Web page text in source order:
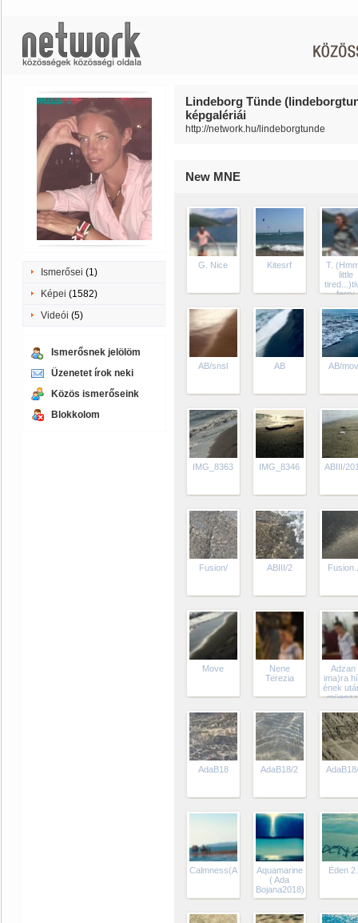
Ismerősei (1)
Képei (1582)
Videói (5)
Ismerősnek jelölöm
Üzenetet írok neki
Közös ismerőseink
Blokkolom
Lindeborg Tünde
képgalériái
http://network.hu/lindeborgtunde
New MNE
G. Nice Kitesrf
T.
little
ferry
AB/snsl AB AB/
IMG_8363 IMG_8346 ABIII/
Fusion/ ABIII/2
Move
Nene
Terezia
Adzan
ima)ra
ének
nöként
AdaB18 AdaB18/2
Calmness(AB2018)Aquamarine
( Ada
Bojana2018)
Éden